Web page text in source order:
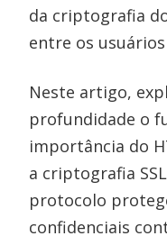
da criptografia
entre os
Neste artigo,
profundidade o
importância do
a criptografia
protocolo
confidenciais